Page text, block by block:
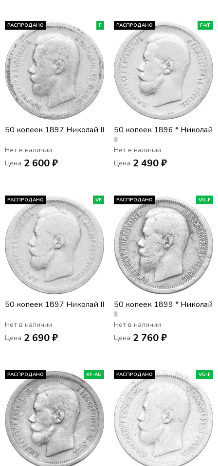
РАСПРОДАНО F
50 копеек 1897 Николай II
Нет в наличии
Цена 2 600 ₽
РАСПРОДАНО F-VF
50 копеек 1896 * Николай
II
Нет в наличии
Цена 2 490 ₽
РАСПРОДАНО VF
50 копеек 1897 Николай II
Нет в наличии
Цена 2 690 ₽
РАСПРОДАНО VG-F
50 копеек 1899 * Николай
II
Нет в наличии
Цена 2 760 ₽
РАСПРОДАНО XF-AU РАСПРОДАНО VG-F